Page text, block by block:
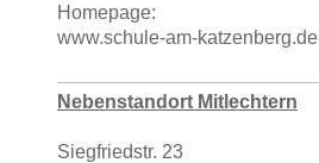
Homepage:
www.schule-am-katzenberg.de
Nebenstandort Mitlechtern
Siegfriedstr. 23